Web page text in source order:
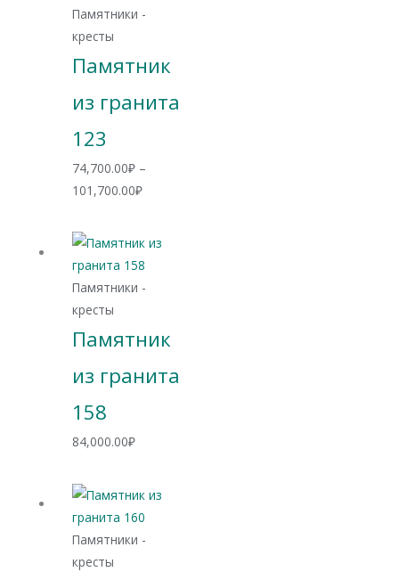
Памятники -
кресты
Памятник
из гранита
123
74,700.00₽ –
101,700.00₽Диапазон
Памятники -
кресты
Памятник
из гранита
158
84,000.00₽
Памятники -
кресты